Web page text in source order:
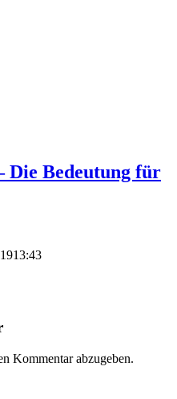
Die Bedeutung für
13:43
Kommentar abzugeben.